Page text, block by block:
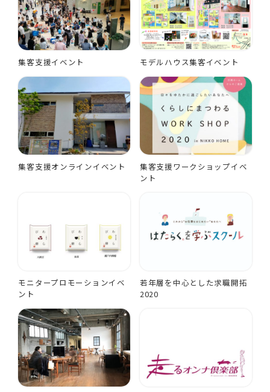
集客支援イベント モデルハウス集客イベント
集客支援オンラインイベント
集客支援ワークショップイベ
ント
モニタープロモーションイベ
ント
若年層を中心とした求職開拓
2020